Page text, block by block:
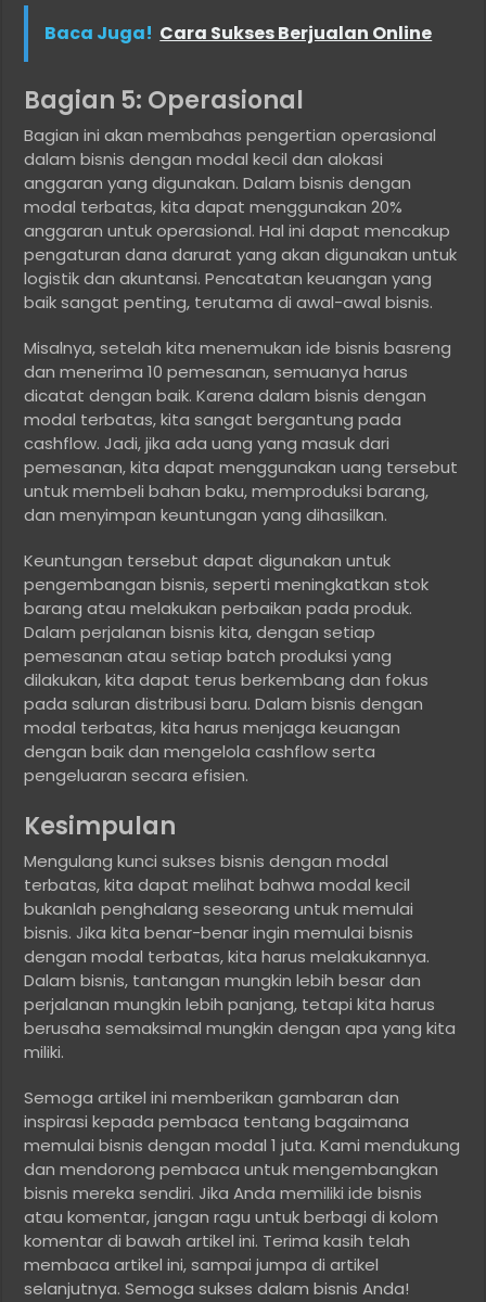
Baca Juga! Cara Sukses Berjualan Online
Bagian 5: Operasional
Bagian ini akan membahas pengertian operasional
dalam bisnis dengan modal kecil dan alokasi
anggaran yang digunakan. Dalam bisnis dengan
modal terbatas, kita dapat menggunakan 20%
anggaran untuk operasional. Hal ini dapat mencakup
pengaturan dana darurat yang akan digunakan untuk
logistik dan akuntansi. Pencatatan keuangan yang
baik sangat penting, terutama di awal-awal bisnis.
Misalnya, setelah kita menemukan ide bisnis basreng
dan menerima 10 pemesanan, semuanya harus
dicatat dengan baik. Karena dalam bisnis dengan
modal terbatas, kita sangat bergantung pada
cashflow. Jadi, jika ada uang yang masuk dari
pemesanan, kita dapat menggunakan uang tersebut
untuk membeli bahan baku, memproduksi barang,
dan menyimpan keuntungan yang dihasilkan.
Keuntungan tersebut dapat digunakan untuk
pengembangan bisnis, seperti meningkatkan stok
barang atau melakukan perbaikan pada produk.
Dalam perjalanan bisnis kita, dengan setiap
pemesanan atau setiap batch produksi yang
dilakukan, kita dapat terus berkembang dan fokus
pada saluran distribusi baru. Dalam bisnis dengan
modal terbatas, kita harus menjaga keuangan
dengan baik dan mengelola cashflow serta
pengeluaran secara efisien.
Kesimpulan
Mengulang kunci sukses bisnis dengan modal
terbatas, kita dapat melihat bahwa modal kecil
bukanlah penghalang seseorang untuk memulai
bisnis. Jika kita benar-benar ingin memulai bisnis
dengan modal terbatas, kita harus melakukannya.
Dalam bisnis, tantangan mungkin lebih besar dan
perjalanan mungkin lebih panjang, tetapi kita harus
berusaha semaksimal mungkin dengan apa yang kita
miliki.
Semoga artikel ini memberikan gambaran dan
inspirasi kepada pembaca tentang bagaimana
memulai bisnis dengan modal 1 juta. Kami mendukung
dan mendorong pembaca untuk mengembangkan
bisnis mereka sendiri. Jika Anda memiliki ide bisnis
atau komentar, jangan ragu untuk berbagi di kolom
komentar di bawah artikel ini. Terima kasih telah
membaca artikel ini, sampai jumpa di artikel
selanjutnya. Semoga sukses dalam bisnis Anda!